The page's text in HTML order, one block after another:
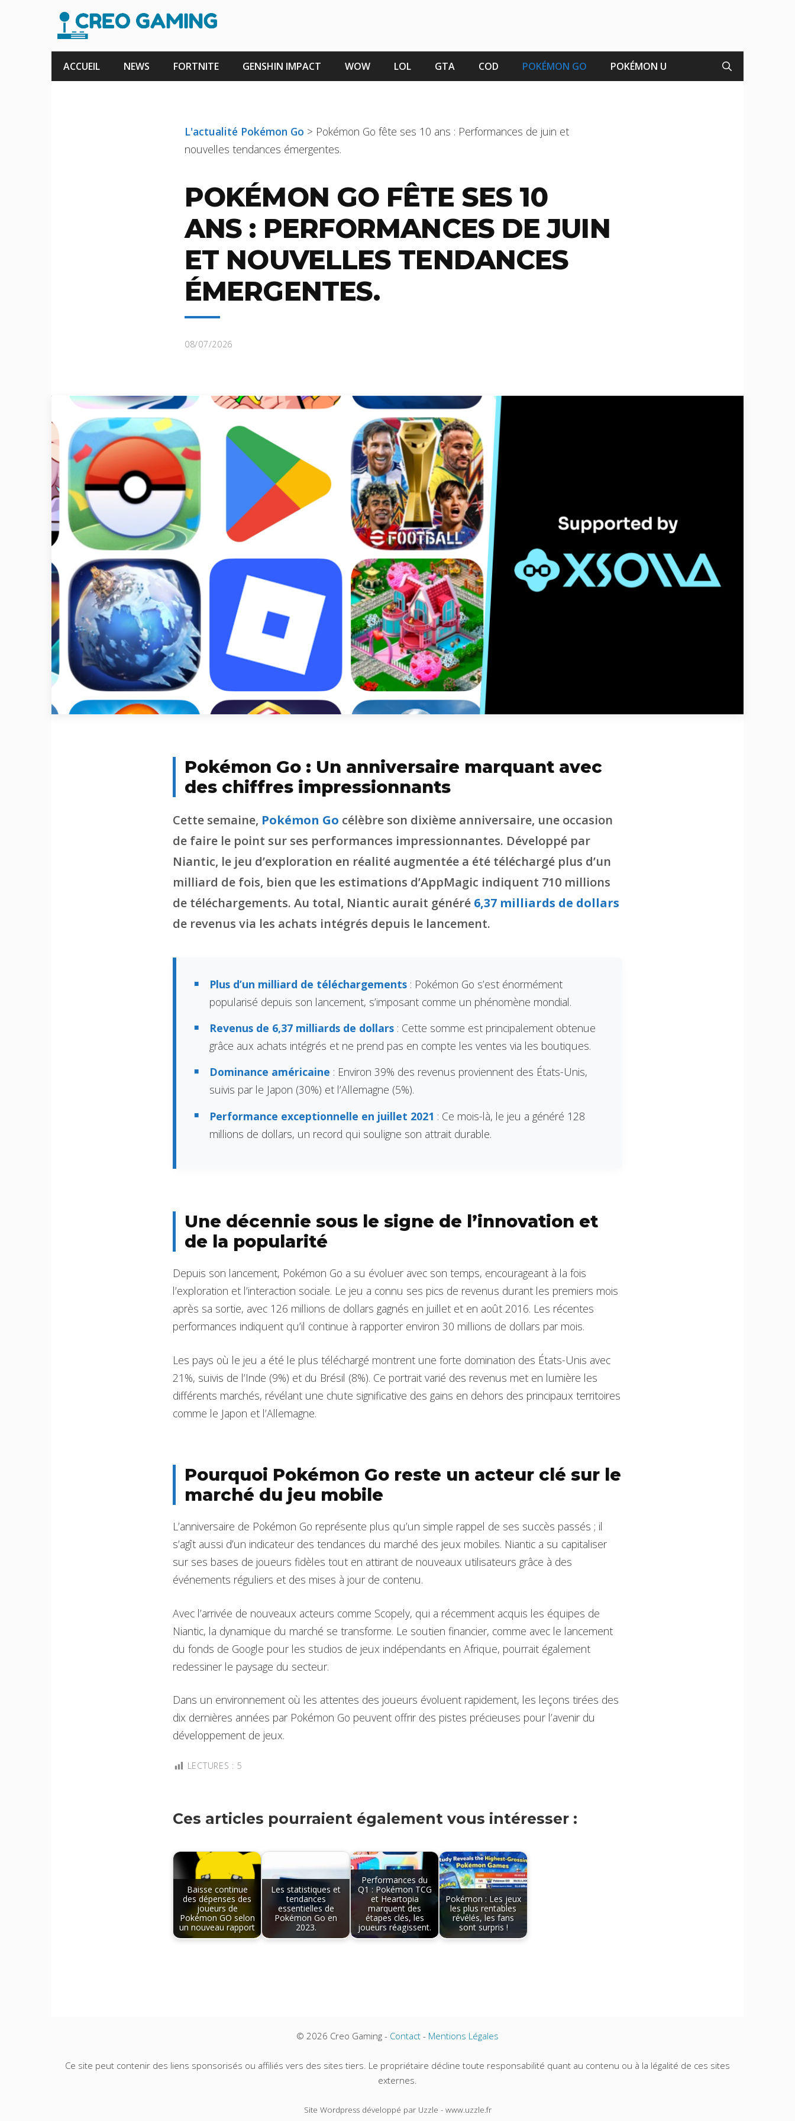
contenu
ACCUEIL NEWS FORTNITE GENSHIN IMPACT WOW LOL GTA COD POKÉMON GO POKÉMON U
L'actualité Pokémon Go > Pokémon Go fête ses 10 ans : Performances de juin et
nouvelles tendances émergentes.
POKÉMON GO FÊTE SES 10
ANS : PERFORMANCES DE JUIN
ET NOUVELLES TENDANCES
ÉMERGENTES.
08/07/2026
Pokémon Go : Un anniversaire marquant avec
des chiffres impressionnants
Cette semaine, Pokémon Go célèbre son dixième anniversaire, une occasion
de faire le point sur ses performances impressionnantes. Développé par
Niantic, le jeu d’exploration en réalité augmentée a été téléchargé plus d’un
milliard de fois, bien que les estimations d’AppMagic indiquent 710 millions
de téléchargements. Au total, Niantic aurait généré 6,37 milliards de dollars
de revenus via les achats intégrés depuis le lancement.
Plus d’un milliard de téléchargements : Pokémon Go s’est énormément
popularisé depuis son lancement, s’imposant comme un phénomène mondial.
Revenus de 6,37 milliards de dollars : Cette somme est principalement obtenue
grâce aux achats intégrés et ne prend pas en compte les ventes via les boutiques.
Dominance américaine : Environ 39% des revenus proviennent des États-Unis,
suivis par le Japon (30%) et l’Allemagne (5%).
Performance exceptionnelle en juillet 2021 : Ce mois-là, le jeu a généré 128
millions de dollars, un record qui souligne son attrait durable.
Une décennie sous le signe de l’innovation et
de la popularité
Depuis son lancement, Pokémon Go a su évoluer avec son temps, encourageant à la fois
l’exploration et l’interaction sociale. Le jeu a connu ses pics de revenus durant les premiers mois
après sa sortie, avec 126 millions de dollars gagnés en juillet et en août 2016. Les récentes
performances indiquent qu’il continue à rapporter environ 30 millions de dollars par mois.
Les pays où le jeu a été le plus téléchargé montrent une forte domination des États-Unis avec
21%, suivis de l’Inde (9%) et du Brésil (8%). Ce portrait varié des revenus met en lumière les
différents marchés, révélant une chute significative des gains en dehors des principaux territoires
comme le Japon et l’Allemagne.
Pourquoi Pokémon Go reste un acteur clé sur le
marché du jeu mobile
L’anniversaire de Pokémon Go représente plus qu’un simple rappel de ses succès passés ; il
s’agît aussi d’un indicateur des tendances du marché des jeux mobiles. Niantic a su capitaliser
sur ses bases de joueurs fidèles tout en attirant de nouveaux utilisateurs grâce à des
événements réguliers et des mises à jour de contenu.
Avec l’arrivée de nouveaux acteurs comme Scopely, qui a récemment acquis les équipes de
Niantic, la dynamique du marché se transforme. Le soutien financier, comme avec le lancement
du fonds de Google pour les studios de jeux indépendants en Afrique, pourrait également
redessiner le paysage du secteur.
Dans un environnement où les attentes des joueurs évoluent rapidement, les leçons tirées des
dix dernières années par Pokémon Go peuvent offrir des pistes précieuses pour l’avenir du
développement de jeux.
LECTURES : 5
Ces articles pourraient également vous intéresser :
Baisse continue
des dépenses des
joueurs de
Pokémon GO selon
un nouveau rapport
Les statistiques et
tendances
essentielles de
Pokémon Go en
2023.
Performances du
Q1 : Pokémon TCG
et Heartopia
marquent des
étapes clés, les
joueurs réagissent.
Pokémon : Les jeux
les plus rentables
révélés, les fans
sont surpris !
© 2026 Creo Gaming - Contact - Mentions Légales
Ce site peut contenir des liens sponsorisés ou affiliés vers des sites tiers. Le propriétaire décline toute responsabilité quant au contenu ou à la légalité de ces sites
externes.
Site Wordpress développé par Uzzle - www.uzzle.fr